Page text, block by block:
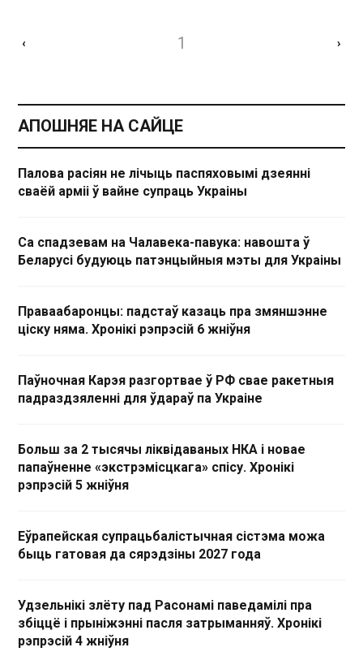
‹ 1 ›
АПОШНЯЕ НА САЙЦЕ
Палова расіян не лічыць паспяховымі дзеянні
сваёй арміі ў вайне супраць Украіны
Са спадзевам на Чалавека-павука: навошта ў
Беларусі будуюць патэнцыйныя мэты для Украіны
Праваабаронцы: падстаў казаць пра змяншэнне
ціску няма. Хронікі рэпрэсій 6 жніўня
Паўночная Карэя разгортвае ў РФ свае ракетныя
падраздзяленні для ўдараў па Украіне
Больш за 2 тысячы ліквідаваных НКА і новае
папаўненне «экстрэмісцкага» спісу. Хронікі
рэпрэсій 5 жніўня
Еўрапейская супрацьбалістычная сістэма можа
быць гатовая да сярэдзіны 2027 года
Удзельнікі злёту пад Расонамі паведамілі пра
збіццё і прыніжэнні пасля затрыманняў. Хронікі
рэпрэсій 4 жніўня